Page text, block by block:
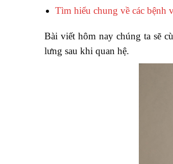
Tìm hiểu chung về các bệnh
Bài viết hôm nay chúng ta sẽ
lưng sau khi quan hệ.